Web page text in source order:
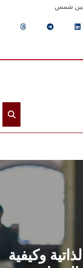
عين شمس
الرئيسيـة
القطاعـات
الشئون الأكاديمية
وكيفية